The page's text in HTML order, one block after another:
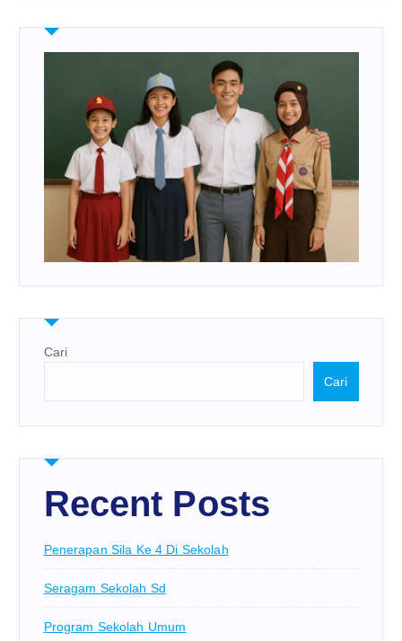
Cari
Cari
Recent Posts
Penerapan Sila Ke 4 Di Sekolah
Seragam Sekolah Sd
Program Sekolah Umum